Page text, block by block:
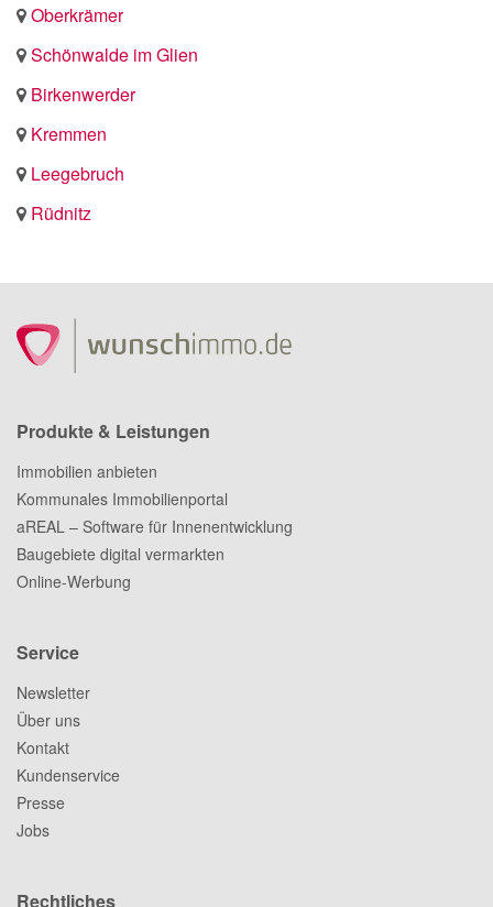
Oberkrämer
Schönwalde im Glien
Birkenwerder
Kremmen
Leegebruch
Rüdnitz
Produkte & Leistungen
Immobilien anbieten
Kommunales Immobilienportal
aREAL – Software für Innenentwicklung
Baugebiete digital vermarkten
Online-Werbung
Service
Newsletter
Über uns
Kontakt
Kundenservice
Presse
Jobs
Rechtliches